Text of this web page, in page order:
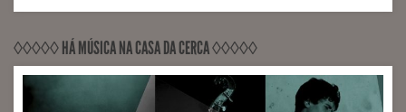
◊◊◊◊◊ HÁ MÚSICA NA CASA DA CERCA ◊◊◊◊◊